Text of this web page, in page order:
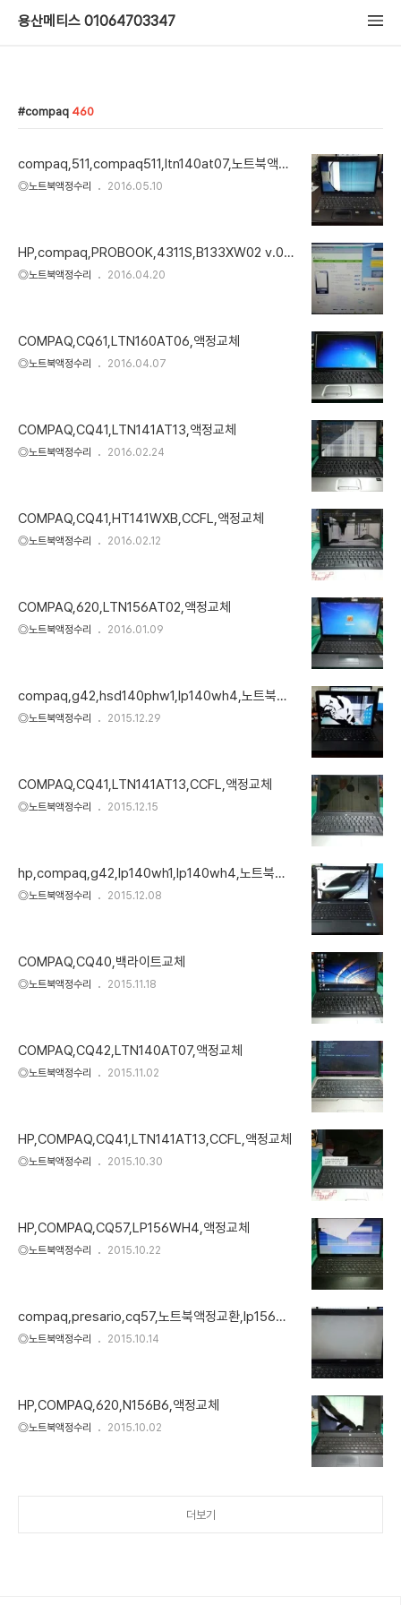
용산메티스 01064703347
compaq 460
compaq,511,compaq511,ltn140at07,노트북액정,
lp140wh1,lcd
◎노트북액정수리 2016.05.10
HP,compaq,PROBOOK,4311S,B133XW02 v.0,6
홀,노트북액정
◎노트북액정수리 2016.04.20
COMPAQ,CQ61,LTN160AT06,액정교체
◎노트북액정수리 2016.04.07
COMPAQ,CQ41,LTN141AT13,액정교체
◎노트북액정수리 2016.02.24
COMPAQ,CQ41,HT141WXB,CCFL,액정교체
◎노트북액정수리 2016.02.12
COMPAQ,620,LTN156AT02,액정교체
◎노트북액정수리 2016.01.09
compaq,g42,hsd140phw1,lp140wh4,노트북액
정
◎노트북액정수리 2015.12.29
COMPAQ,CQ41,LTN141AT13,CCFL,액정교체
◎노트북액정수리 2015.12.15
hp,compaq,g42,lp140wh1,lp140wh4,노트북액
정
◎노트북액정수리 2015.12.08
COMPAQ,CQ40,백라이트교체
◎노트북액정수리 2015.11.18
COMPAQ,CQ42,LTN140AT07,액정교체
◎노트북액정수리 2015.11.02
HP,COMPAQ,CQ41,LTN141AT13,CCFL,액정교체
◎노트북액정수리 2015.10.30
HP,COMPAQ,CQ57,LP156WH4,액정교체
◎노트북액정수리 2015.10.22
compaq,presario,cq57,노트북액정교환,lp156wh
4
◎노트북액정수리 2015.10.14
HP,COMPAQ,620,N156B6,액정교체
◎노트북액정수리 2015.10.02
더보기